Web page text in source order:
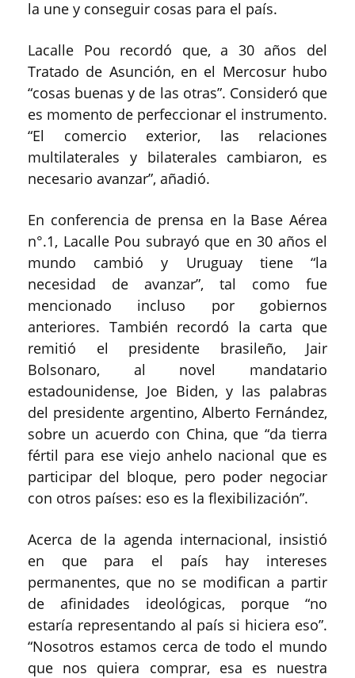
la une y conseguir cosas para el país.
Lacalle Pou recordó que, a 30 años del
Tratado de Asunción, en el Mercosur hubo
“cosas buenas y de las otras”. Consideró que
es momento de perfeccionar el instrumento.
“El comercio exterior, las relaciones
multilaterales y bilaterales cambiaron, es
necesario avanzar”, añadió.
En conferencia de prensa en la Base Aérea
n°.1, Lacalle Pou subrayó que en 30 años el
mundo cambió y Uruguay tiene “la
necesidad de avanzar”, tal como fue
mencionado incluso por gobiernos
anteriores. También recordó la carta que
remitió el presidente brasileño, Jair
Bolsonaro, al novel mandatario
estadounidense, Joe Biden, y las palabras
del presidente argentino, Alberto Fernández,
sobre un acuerdo con China, que “da tierra
fértil para ese viejo anhelo nacional que es
participar del bloque, pero poder negociar
con otros países: eso es la flexibilización”.
Acerca de la agenda internacional, insistió
en que para el país hay intereses
permanentes, que no se modifican a partir
de afinidades ideológicas, porque “no
estaría representando al país si hiciera eso”.
“Nosotros estamos cerca de todo el mundo
que nos quiera comprar, esa es nuestra